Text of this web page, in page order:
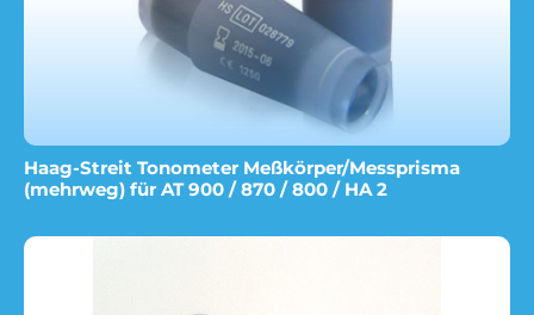
Haag-Streit Tonometer Meßkörper/Messprisma
(mehrweg) für AT 900 / 870 / 800 / HA 2